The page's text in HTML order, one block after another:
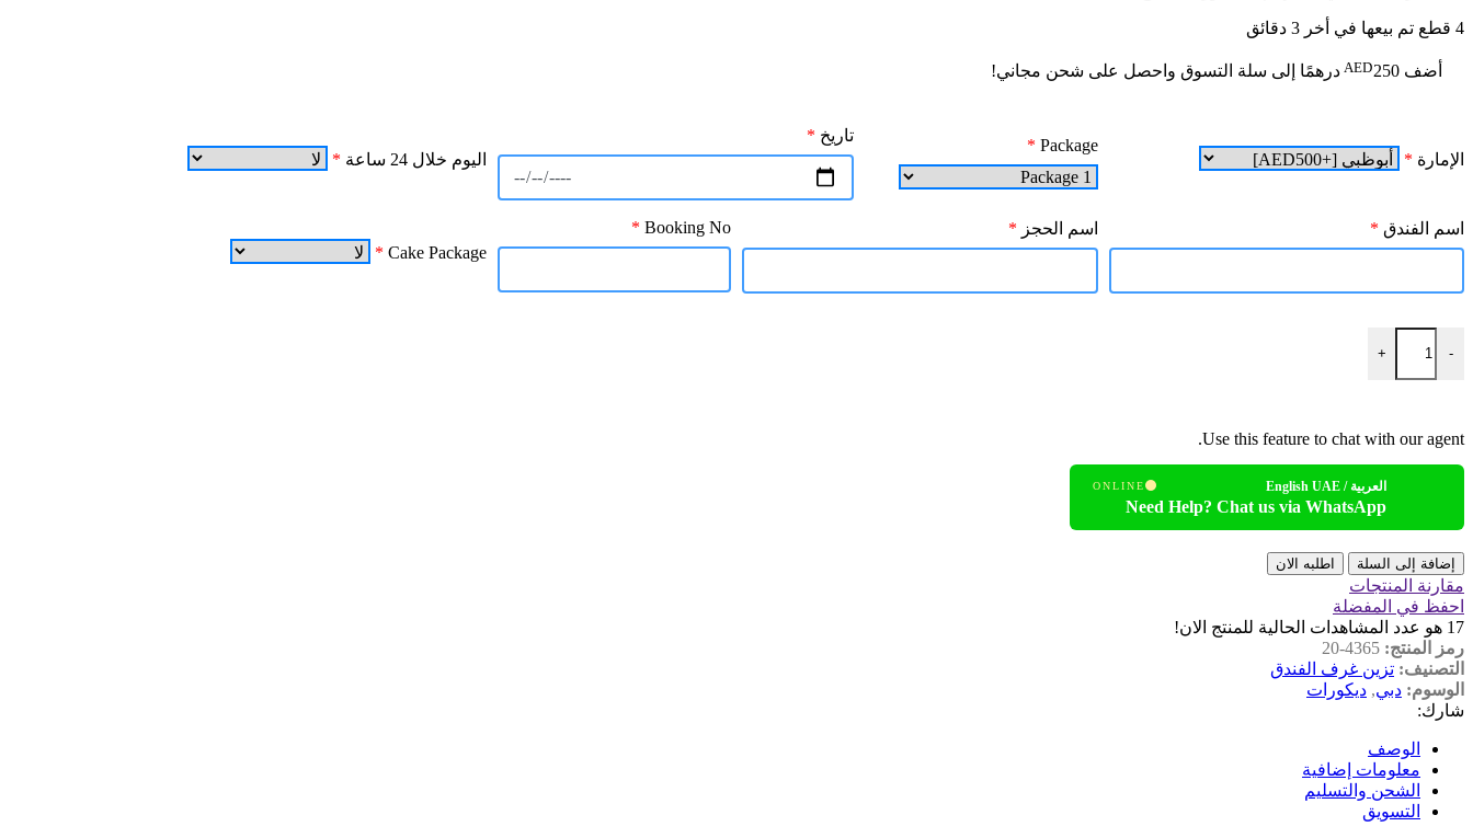
4 قطع تم بيعها في أخر 3 دقائق
أضف AED250 درهمًا إلى سلة التسوق واحصل على شحن مجاني!
الإمارة *
Package
*
تاريخ *
اليوم خلال 24 ساعة
*
اسم الفندق * اسم الحجز *
Booking No
*
Cake Package
*
-
+
Use this feature to chat with our agent.
العربية / English UAE ONLINE
Need Help? Chat us via WhatsApp
إضافة إلى السلة اطلبه الان
مقارنة المنتجات
احفظ في المفضلة
17 هو عدد المشاهدات الحالية للمنتج الان!
رمز المنتج: 4365-20
التصنيف: تزين غرف الفندق
الوسوم: دبي, ديكورات
شارك:
الوصف
معلومات إضافية
الشحن والتسليم
التسويق